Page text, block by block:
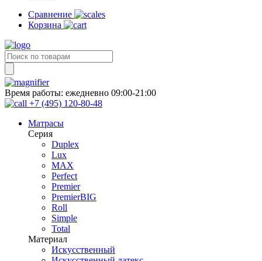
Сравнение
Корзина
Время работы: ежедневно 09:00-21:00
+7 (495) 120-80-48
Матрасы
Серия
Duplex
Lux
MAX
Perfect
Premier
PremierBIG
Roll
Simple
Total
Материал
Искусственный